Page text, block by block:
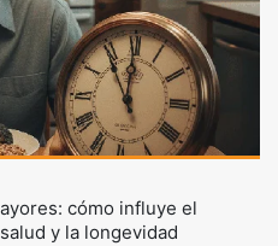
cómo influye el
y la longevidad